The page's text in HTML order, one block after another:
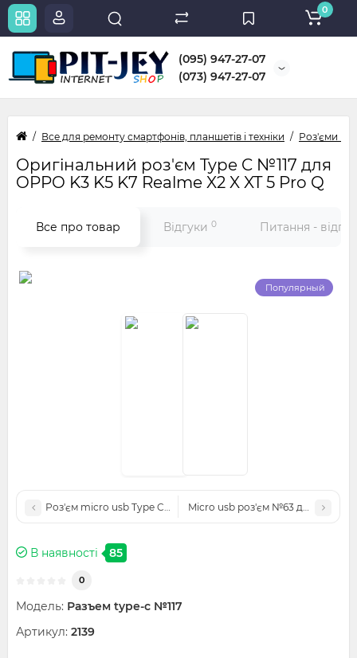
(095) 947-27-07
(073) 947-27-07
0
Все для ремонту смартфонів, планшетів і техніки Роз'єми
Оригінальний роз'єм Type C №117 для
OPPO K3 K5 K7 Realme X2 X XT 5 Pro Q
Все про товар Відгуки 0 Питання -
Популярный
Роз'єм micro usb Type C №112 для Xiaomi Redmi Note11 Note
Micro usb роз'єм №63 для OPPO
В наявності 85
0
Модель: Разъем type-c №117
Артикул: 2139